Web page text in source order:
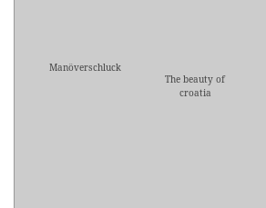
Manöverschluck
The beauty of
croatia